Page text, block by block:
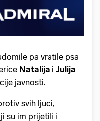
pa vratile psa
Natalija i Julija
javnosti.
svih ljudi,
su im prijetili i